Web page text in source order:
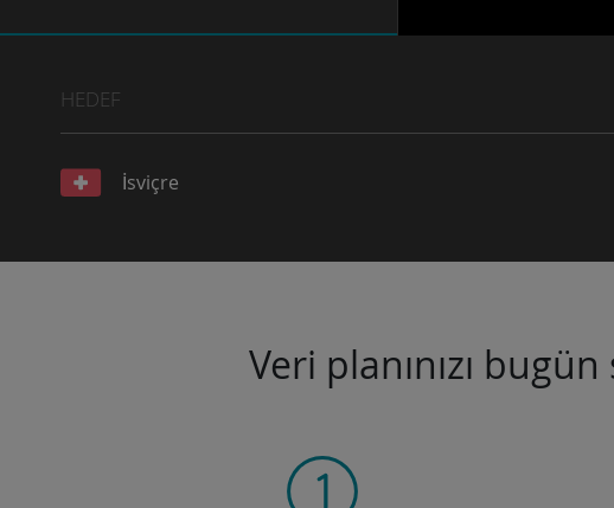
HEDEF
İsviçre
Veri planınızı